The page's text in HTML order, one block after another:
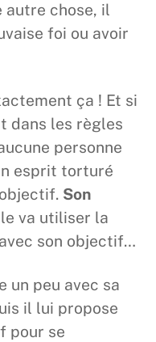
autre chose, il
foi ou avoir
ça ! Et si
dans les règles
personne
esprit torturé
Son
va utiliser la
son objectif…
un peu avec sa
il lui propose
pour se